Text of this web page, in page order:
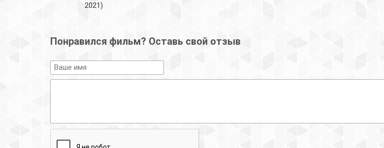
2021)
Понравился фильм? Оставь свой отзыв